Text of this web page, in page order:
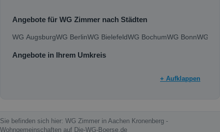
Angebote für WG Zimmer nach Städten
WG AugsburgWG BerlinWG BielefeldWG BochumWG BonnWG
Angebote in Ihrem Umkreis
+ Aufklappen
Sie befinden sich hier: WG Zimmer in Aachen Kronenberg -
Wohngemeinschaften auf Die-WG-Boerse.de